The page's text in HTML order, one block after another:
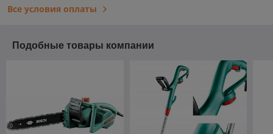
Все условия оплаты
Подобные товары компании